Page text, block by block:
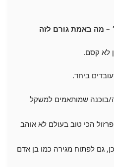
– מה באמת גורם לזה
לא קסם.
ביחד.
בוכנה שמותאמים למשקל
הכי טוב בעולם לא אוהב
גם לפתוח מגירה כמו בן אדם